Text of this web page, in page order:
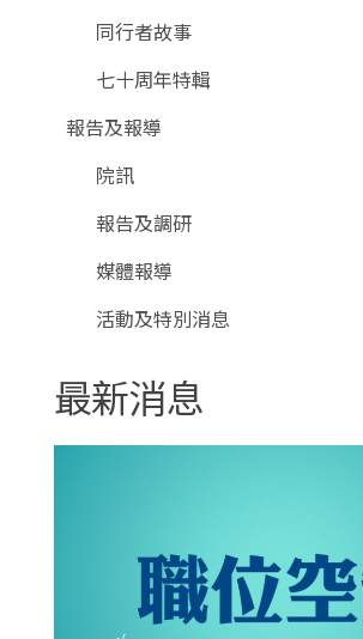
同行者故事
七十周年特輯
報告及報導
院訊
報告及調研
媒體報導
活動及特別消息
最新消息